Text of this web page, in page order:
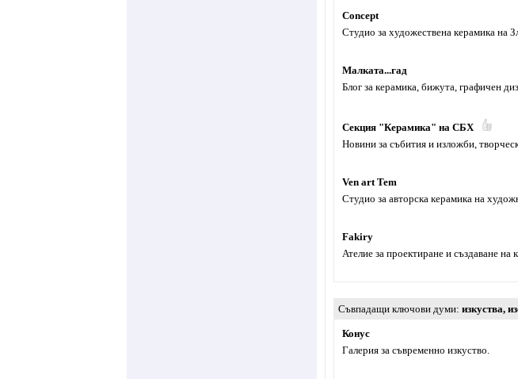
Concept
Студио за художествена керамика на
Малката...гад
Блог за керамика, бижута, графичен
Секция "Керамика" на СБХ
Новини за събития и изложби,
Ven art Tem
Студио за авторска керамика на
Fakiry
Ателие за проектиране и създаване на
Съвпадащи ключови думи изкуства,
Конус
Галерия за съвременно изкуство.